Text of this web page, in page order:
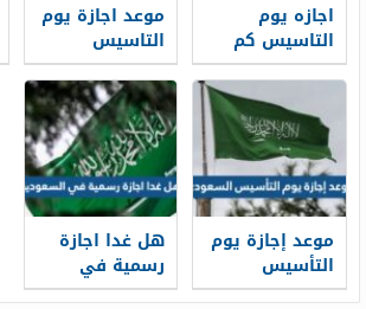
اجازه يوم
التاسيس كم
يوم
موعد اجازة يوم
التاسيس
للمدارس 2022 /
1443
موعد إجازة يوم
التأسيس
السعودي
هل غدا اجازة
رسمية في
السعودية